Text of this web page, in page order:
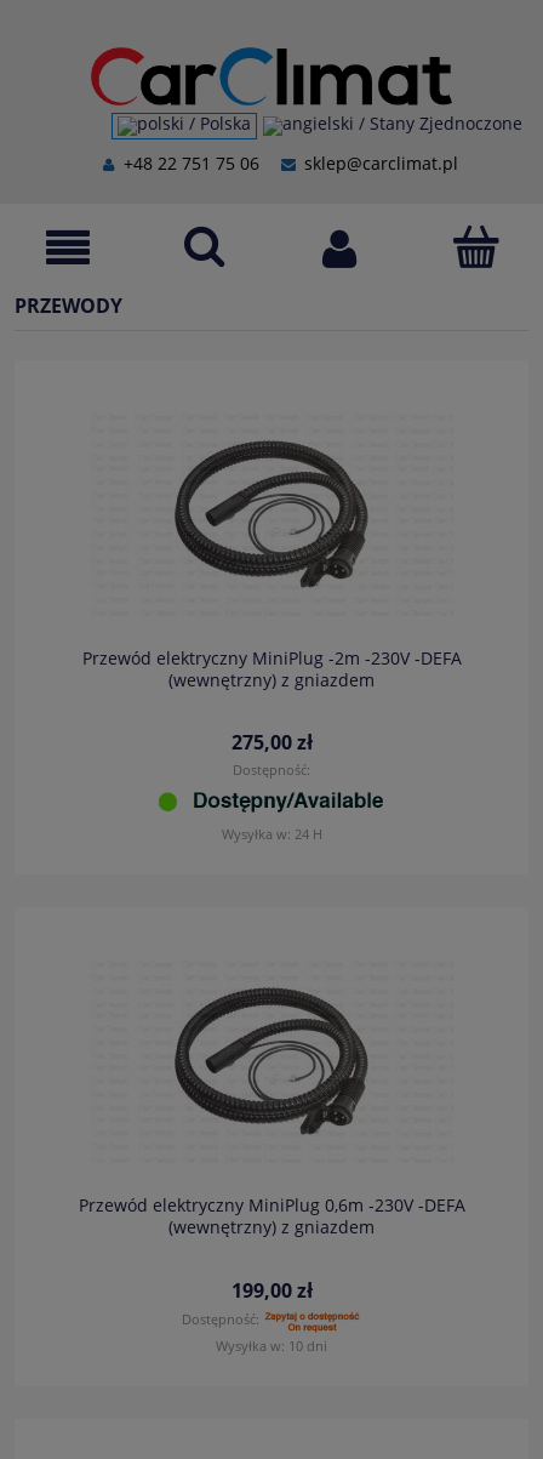
+48 22 751 75 06 sklep@carclimat.pl
PRZEWODY
Przewód elektryczny MiniPlug -2m -230V -DEFA
(wewnętrzny) z gniazdem
275,00 zł
Dostępność:
Wysyłka w: 24 H
Przewód elektryczny MiniPlug 0,6m -230V -DEFA
(wewnętrzny) z gniazdem
199,00 zł
Dostępność:
Wysyłka w: 10 dni